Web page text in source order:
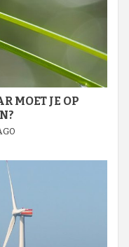
MOET JE OP